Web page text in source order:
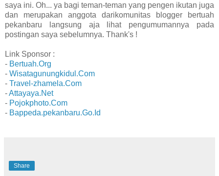
saya ini. Oh... ya bagi teman-teman yang pengen ikutan juga
dan merupakan anggota darikomunitas blogger bertuah
pekanbaru langsung aja lihat pengumumannya pada
postingan saya sebelumnya. Thank's !
Link Sponsor :
- Bertuah.Org
- Wisatagunungkidul.Com
- Travel-zhamela.Com
-Attayaya.Net
- Pojokphoto.Com
- Bappeda.pekanbaru.Go.Id
Share